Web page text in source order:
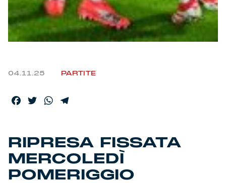
Gift Card Online Store
Fortissimo batte il mio cuor
04.11.25 PARTITE
Facebook
TwitterWhatsApp
RIPRESA FISSATA
MERCOLEDÌ
POMERIGGIO